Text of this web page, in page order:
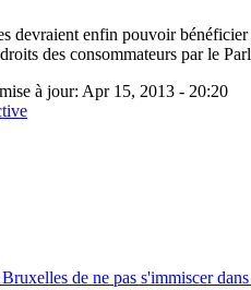
devraient enfin pouvoir
des consommateurs par le
à jour: Apr 15, 2013 - 20:20
de ne pas s'immiscer